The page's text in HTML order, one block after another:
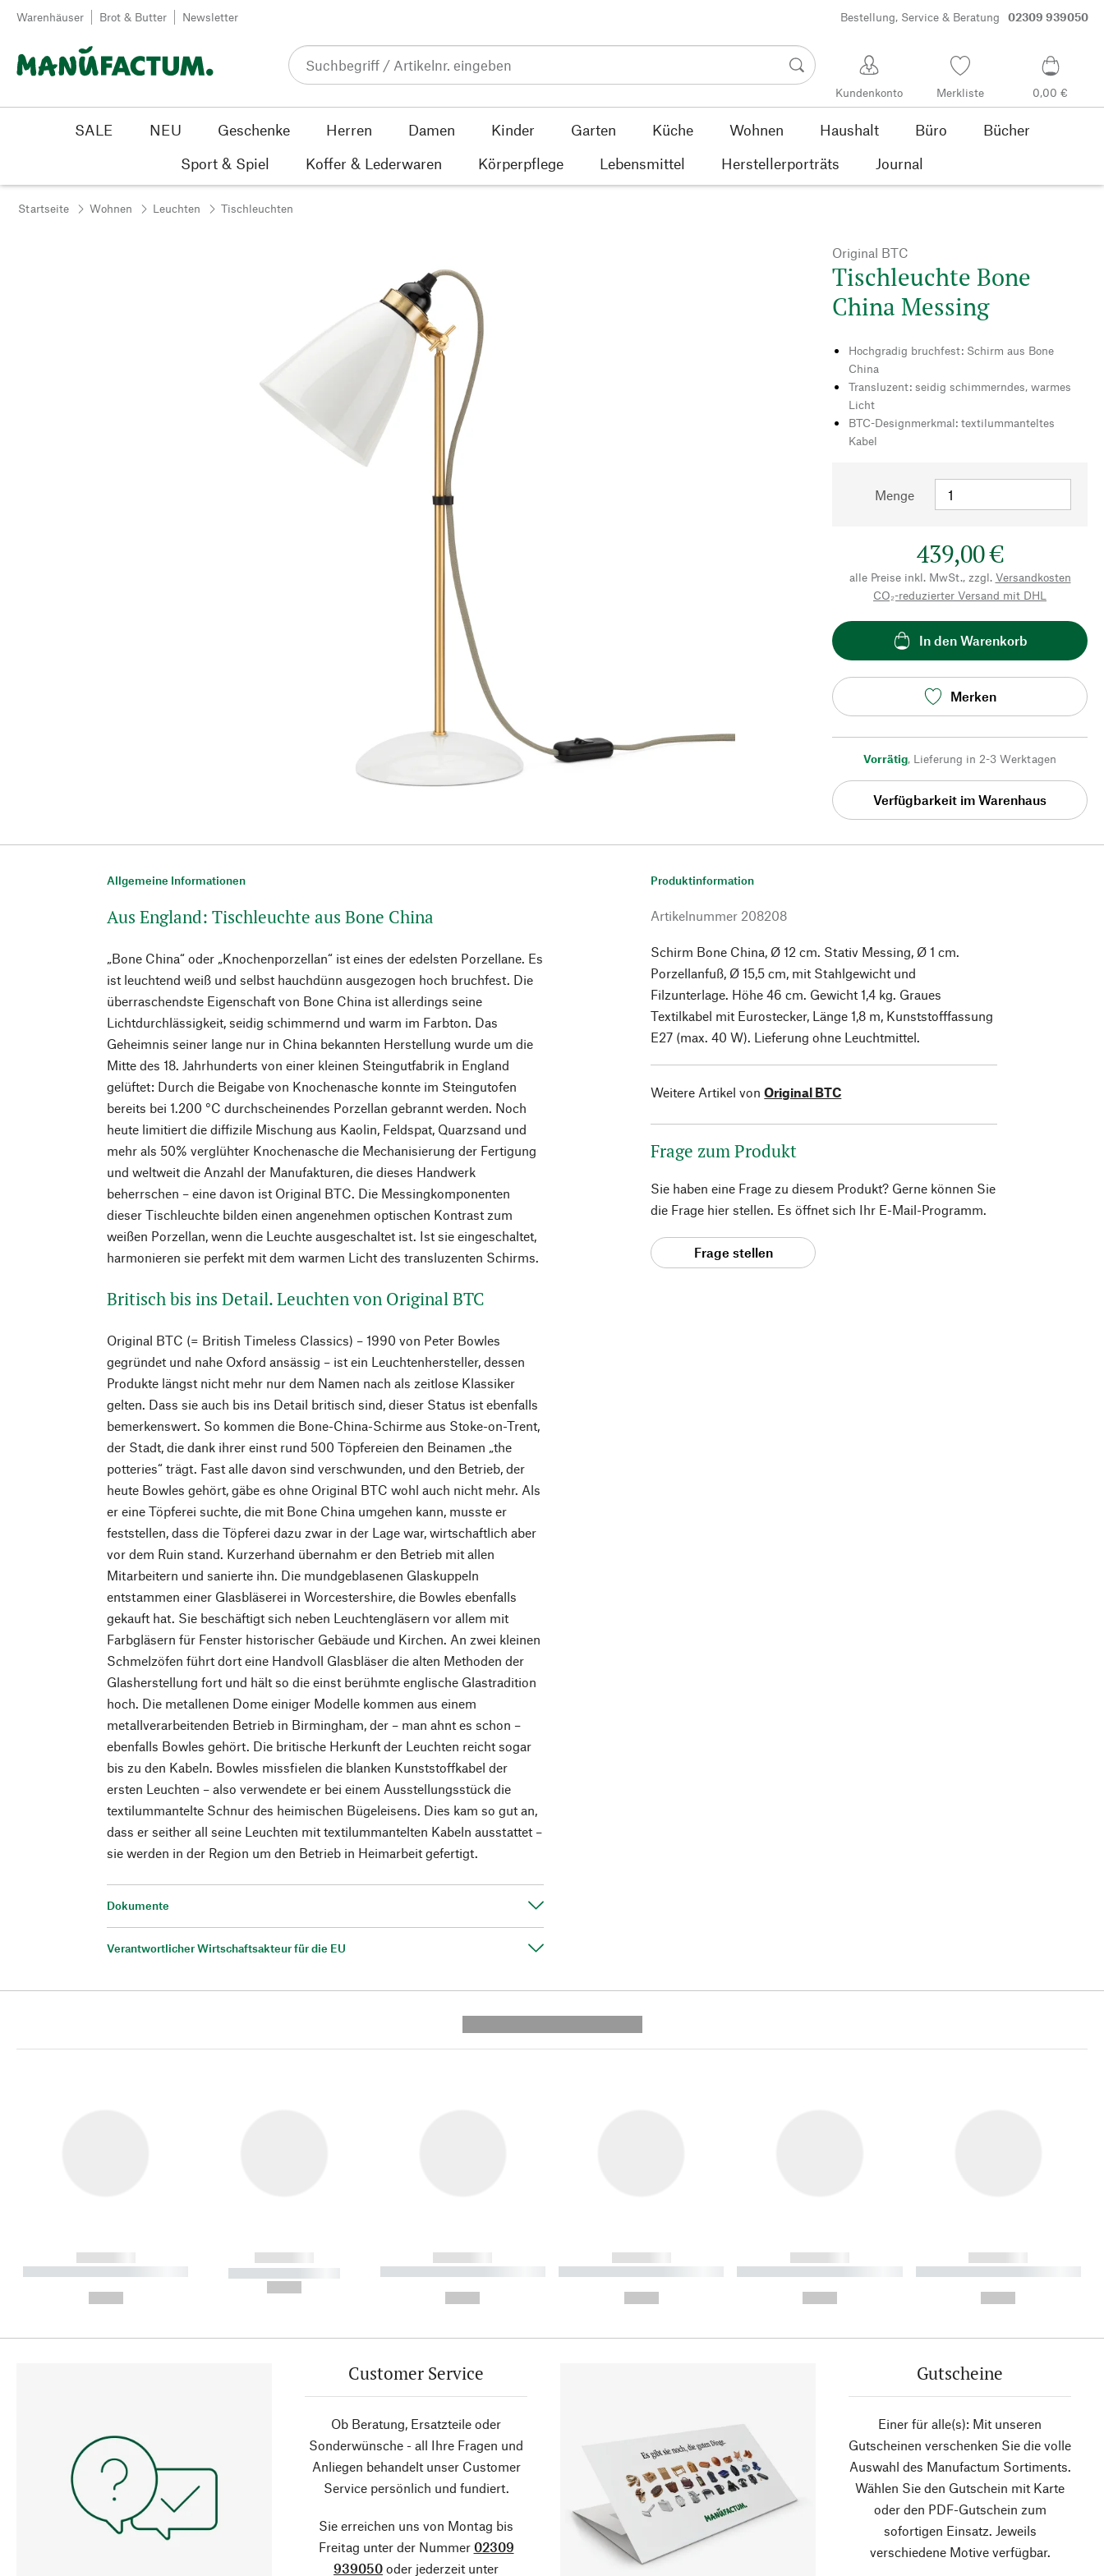
Zum Inhalt springen
Warenhäuser Brot & Butter Newsletter Bestellung, Service & Beratung 02309 939050
Kundenkonto Merkliste 0,00 €
SALE NEU Geschenke Herren Damen Kinder Garten Küche Wohnen Haushalt Büro
Bücher
Sport & Spiel
Koffer & Lederwaren Körperpflege Lebensmittel Herstellerporträts Journal
Startseite Wohnen Leuchten Tischleuchten
Original BTC
Tischleuchte Bone
China Messing
Hochgradig bruchfest: Schirm aus Bone
China
Transluzent: seidig schimmerndes, warmes
Licht
BTC-Designmerkmal: textilummanteltes
Kabel
Menge
439,00 €
alle Preise inkl. MwSt., zzgl. Versandkosten
CO₂-reduzierter Versand mit DHL
In den Warenkorb
Merken
Vorrätig, Lieferung in 2-3 Werktagen
Verfügbarkeit im Warenhaus
Allgemeine Informationen
Aus England: Tischleuchte aus Bone China
„Bone China“ oder „Knochenporzellan“ ist eines der edelsten Porzellane. Es
ist leuchtend weiß und selbst hauchdünn ausgezogen hoch bruchfest. Die
überraschendste Eigenschaft von Bone China ist allerdings seine
Lichtdurchlässigkeit, seidig schimmernd und warm im Farbton. Das
Geheimnis seiner lange nur in China bekannten Herstellung wurde um die
Mitte des 18. Jahrhunderts von einer kleinen Steingutfabrik in England
gelüftet: Durch die Beigabe von Knochenasche konnte im Steingutofen
bereits bei 1.200 °C durchscheinendes Porzellan gebrannt werden. Noch
heute limitiert die diffizile Mischung aus Kaolin, Feldspat, Quarzsand und
mehr als 50% verglühter Knochenasche die Mechanisierung der Fertigung
und weltweit die Anzahl der Manufakturen, die dieses Handwerk
beherrschen – eine davon ist Original BTC. Die Messingkomponenten
dieser Tischleuchte bilden einen angenehmen optischen Kontrast zum
weißen Porzellan, wenn die Leuchte ausgeschaltet ist. Ist sie eingeschaltet,
harmonieren sie perfekt mit dem warmen Licht des transluzenten Schirms.
Britisch bis ins Detail. Leuchten von Original BTC
Original BTC (= British Timeless Classics) – 1990 von Peter Bowles
gegründet und nahe Oxford ansässig – ist ein Leuchtenhersteller, dessen
Produkte längst nicht mehr nur dem Namen nach als zeitlose Klassiker
gelten. Dass sie auch bis ins Detail britisch sind, dieser Status ist ebenfalls
bemerkenswert. So kommen die Bone-China-Schirme aus Stoke-on-Trent,
der Stadt, die dank ihrer einst rund 500 Töpfereien den Beinamen „the
potteries“ trägt. Fast alle davon sind verschwunden, und den Betrieb, der
heute Bowles gehört, gäbe es ohne Original BTC wohl auch nicht mehr. Als
er eine Töpferei suchte, die mit Bone China umgehen kann, musste er
feststellen, dass die Töpferei dazu zwar in der Lage war, wirtschaftlich aber
vor dem Ruin stand. Kurzerhand übernahm er den Betrieb mit allen
Mitarbeitern und sanierte ihn. Die mundgeblasenen Glaskuppeln
entstammen einer Glasbläserei in Worcestershire, die Bowles ebenfalls
gekauft hat. Sie beschäftigt sich neben Leuchtengläsern vor allem mit
Farbgläsern für Fenster historischer Gebäude und Kirchen. An zwei kleinen
Schmelzöfen führt dort eine Handvoll Glasbläser die alten Methoden der
Glasherstellung fort und hält so die einst berühmte englische Glastradition
hoch. Die metallenen Dome einiger Modelle kommen aus einem
metallverarbeitenden Betrieb in Birmingham, der – man ahnt es schon –
ebenfalls Bowles gehört. Die britische Herkunft der Leuchten reicht sogar
bis zu den Kabeln. Bowles missfielen die blanken Kunststoffkabel der
ersten Leuchten – also verwendete er bei einem Ausstellungsstück die
textilummantelte Schnur des heimischen Bügeleisens. Dies kam so gut an,
dass er seither all seine Leuchten mit textilummantelten Kabeln ausstattet –
sie werden in der Region um den Betrieb in Heimarbeit gefertigt.
Dokumente
Verantwortlicher Wirtschaftsakteur für die EU
Produktinformation
Artikelnummer 208208
Schirm Bone China, Ø 12 cm. Stativ Messing, Ø 1 cm.
Porzellanfuß, Ø 15,5 cm, mit Stahlgewicht und
Filzunterlage. ­Höhe 46 cm. Gewicht 1,4 kg. Graues
Textilkabel mit Eurostecker, Länge 1,8 m, Kunststofffassung
E27 (max. 40 W). Lieferung ohne Leuchtmittel.
Weitere Artikel von Original BTC
Frage zum Produkt
Sie haben eine Frage zu diesem Produkt? Gerne können Sie
die Frage hier stellen. Es öffnet sich Ihr E-Mail-Programm.
Frage stellen
------------
----------- ----------- ----------
------------
----------- -----------
------------
----------- ----------- ----------
------------
----------- ----------- ----------
------------
----------- ----------- ----------
------------
----------- ----------- ----------
Customer Service
Ob Beratung, Ersatzteile oder
Sonderwünsche - all Ihre Fragen und
Anliegen behandelt unser Customer
Service persönlich und fundiert.
Sie erreichen uns von Montag bis
Freitag unter der Nummer 02309
939050 oder jederzeit unter
Gutscheine
Einer für alle(s): Mit unseren
Gutscheinen verschenken Sie die volle
Auswahl des Manufactum Sortiments.
Wählen Sie den Gutschein mit Karte
oder den PDF-Gutschein zum
sofortigen Einsatz. Jeweils
verschiedene Motive verfügbar.